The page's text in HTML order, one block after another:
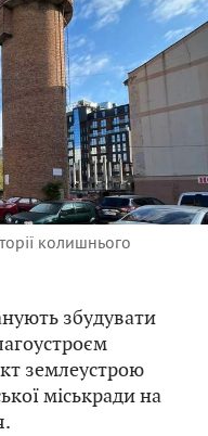
колишнього
збудувати
землеустрою
міськради на